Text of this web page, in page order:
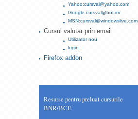
Yahoo:cursval@yahoo.com
Google:cursval@bot.im
MSN:cursval@windowslive.com
Cursul valutar prin email
Utilizator nou
login
Firefox addon
Resurse pentru preluat cursurile
BNR/BCE